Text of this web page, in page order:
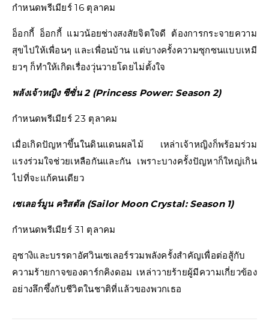
กำหนดพรีเมียร์ 16 ตุลาคม
อ็อกกี้ อ็อกกี้ แมวน้อยช่างสงสัยจิตใจดี ต้องการกระจายความ
สุขไปให้เพื่อนๆ และเพื่อนบ้าน แต่บางครั้งความซุกซนแบบเหมี
ยวๆ ก็ทำให้เกิดเรื่องวุ่นวายโดยไม่ตั้งใจ
พลังเจ้าหญิง ซีซั่น 2 (Princess Power: Season 2)
กำหนดพรีเมียร์ 23 ตุลาคม
เมื่อเกิดปัญหาขึ้นในดินแดนผลไม้ เหล่าเจ้าหญิงก็พร้อมร่วม
แรงร่วมใจช่วยเหลือกันและกัน เพราะบางครั้งปัญหาก็ใหญ่เกิน
ไปที่จะแก้คนเดียว
เซเลอร์มูน คริสตัล (Sailor Moon Crystal: Season 1)
กำหนดพรีเมียร์ 31 ตุลาคม
อุซางิและบรรดาอัศวินเซเลอร์รวมพลังครั้งสำคัญเพื่อต่อสู้กับ
ความร้ายกาจของดาร์กคิงดอม เหล่าวายร้ายผู้มีความเกี่ยวข้อง
อย่างลึกซึ้งกับชีวิตในชาติที่แล้วของพวกเธอ